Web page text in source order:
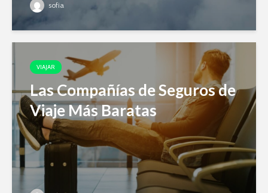
sofia
VIAJAR
Las Compañías de Seguros de
Viaje Más Baratas